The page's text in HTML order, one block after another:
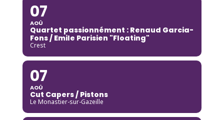
07
AOÛ
Quartet passionnément : Renaud Garcia-
Fons / Emile Parisien "Floating"
Crest
07
AOÛ
Cut Capers / Pistons
Le Monastier-sur-Gazeille